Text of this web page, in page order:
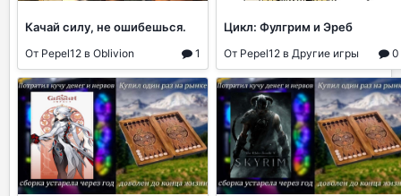
Качай силу, не ошибешься.
От Pepel12 в Oblivion 1
Цикл: Фулгрим и Эреб
От Pepel12 в Другие игры 0